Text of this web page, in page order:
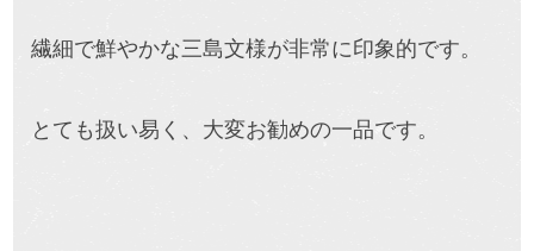
繊細で鮮やかな三島文様が非常に印象的です。
とても扱い易く、大変お勧めの一品です。